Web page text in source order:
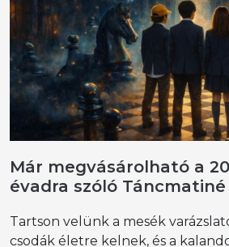
Már megvásárolható a
évadra szóló
Tartson velünk a mesék
csodák életre kelnek, és a